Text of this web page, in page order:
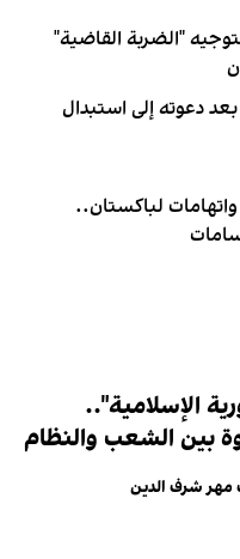
"الضربة القاضية"
دعوته إلى استبدال
لباكستان..
الإسلامية"..
بين الشعب والنظام
مهر شرف الدين